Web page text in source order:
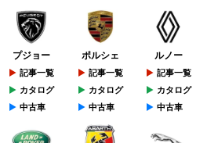
プジョー
記事一覧
カタログ
中古車
ポルシェ
記事一覧
カタログ
中古車
ルノー
記事一覧
カタログ
中古車